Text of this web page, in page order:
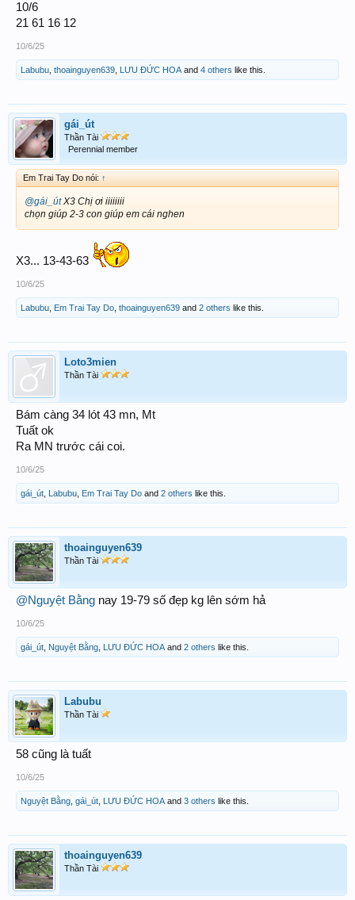
10/6
21 61 16 12
10/6/25
Labubu thoainguyen639 LƯU ĐỨC HOA and 4 others like this.
gái_út
Thần Tài
Perennial member
Em Trai Tay Do nói: ↑
@gái_útX3 Chị ơi iiiiiiii
chọn giúp 2-3 con giúp em cái nghen
X3... 13-43-63
10/6/25
Labubu Em Trai Tay Do thoainguyen639 and 2 others like this.
Loto3mien
Thần Tài
Bám càng 34 lót 43 mn, Mt
Tuất ok
Ra MN trước cái coi.
10/6/25
gái_út Labubu Em Trai Tay Do and 2 others like this.
thoainguyen639
Thần Tài
@Nguyệt Bằng nay 19-79 số đẹp kg lên sớm hả
10/6/25
gái_út Nguyệt Bằng LƯU ĐỨC HOA and 2 others like this.
Labubu
Thần Tài
58 cũng là tuất
10/6/25
Nguyệt Bằng gái_út LƯU ĐỨC HOA and 3 others like this.
thoainguyen639
Thần Tài